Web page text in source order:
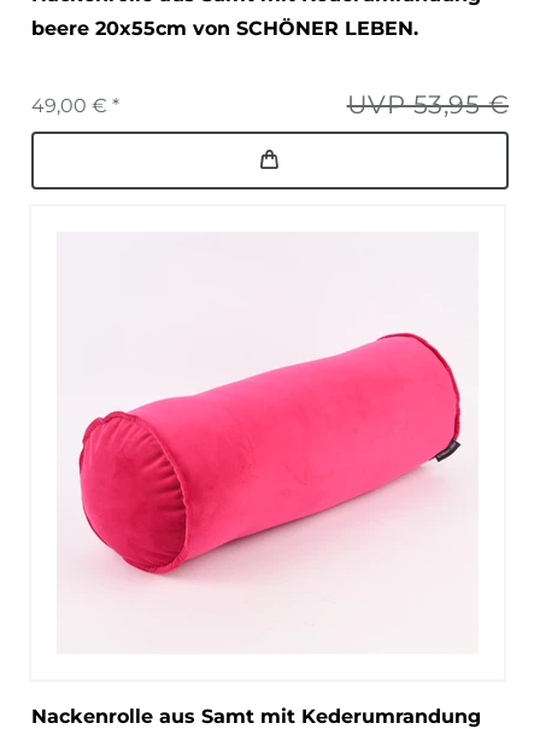
beere 20x55cm von SCHÖNER LEBEN.
UVP 53,95 €
49,00 € *
Nackenrolle aus Samt mit Kederumrandung